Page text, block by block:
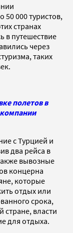
50 000 туристов,
странах
в путешествие
через
таких
полетов в
с Турцией и
два рейса в
вывозные
концерна
которые
отдых или
срока,
стране, власти
для отдыха.